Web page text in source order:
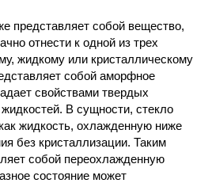
представляет собой вещество,
отнести к одной из трех
жидкому или кристаллическому
собой аморфное
свойствами твердых
В сущности, стекло
жидкость, охлажденную ниже
без кристаллизации. Таким
собой переохлажденную
состояние может